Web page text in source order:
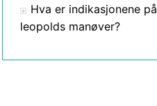
Hva er indikasjonene på
leopolds manøver?